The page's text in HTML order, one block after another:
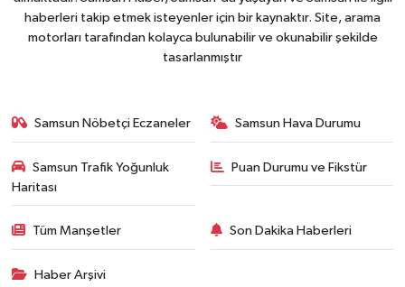
haberleri takip etmek isteyenler için bir kaynaktır. Site, arama
motorları tarafından kolayca bulunabilir ve okunabilir şekilde
tasarlanmıştır
Samsun Nöbetçi Eczaneler Samsun Hava Durumu
Samsun Trafik Yoğunluk
Haritası
Puan Durumu ve Fikstür
Tüm Manşetler Son Dakika Haberleri
Haber Arşivi